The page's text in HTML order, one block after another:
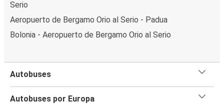
Serio
Aeropuerto de Bergamo Orio al Serio - Padua
Bolonia - Aeropuerto de Bergamo Orio al Serio
Autobuses
Autobuses por Europa